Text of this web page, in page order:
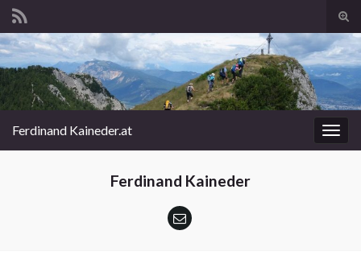
Search for:
Ferdinand Kaineder.at
Ferdinand Kaineder